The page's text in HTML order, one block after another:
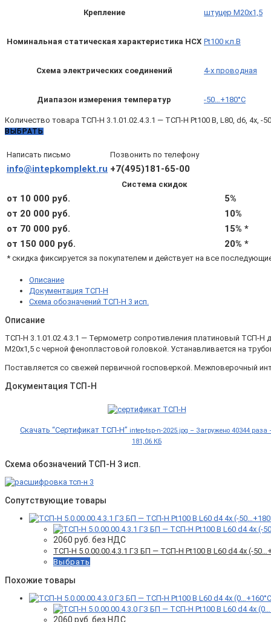
Крепление штуцер М20х1,5
Номинальная статическая характеристика НСХ Pt100 кл.B
Схема электрических соединений 4-х проводная
Диапазон измерения температур -50…+180°C
Количество товара ТСП-Н 3.1.01.02.4.3.1 — ТСП-Н Pt100 B, L80, d6, 4х, -
ВЫБРАТЬ
Написать письмо Позвонить по телефону
info@intepkomplekt.ru +7(495)181-65-00
Система скидок
от 10 000 руб.
5%
от 20 000 руб.
10%
от 70 000 руб.
15% *
от 150 000 руб.
20% *
* скидка фиксируется за покупателем и действует на все
Описание
Документация ТСП-Н
Схема обозначений ТСП-Н 3 исп.
Описание
ТСП-Н 3.1.01.02.4.3.1 — Термометр сопротивления платиновый ТСП-Н
М20х1,5 с черной фенопластовой головкой. Устанавливается на
Поставляется со свежей первичной госповеркой. Межповерочный
Документация ТСП-Н
Скачать “Сертификат ТСП-Н” intep-tsp-n-2025.jpg – Загружено 40344 раза
181,06 КБ
Схема обозначений ТСП-Н 3 исп.
Сопутствующие товары
2060 руб. без НДС
ТСП-Н 5.0.00.00.4.3.1 ГЗ БП — ТСП-Н Pt100 B L60 d4 4x (-
Выбрать
Похожие товары
2060 руб. без НДС